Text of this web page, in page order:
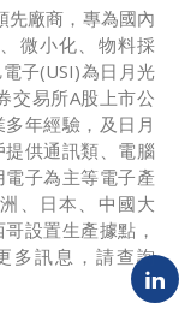
先廠商，專為國內
微小化、物料採
子(USI)為日月光
交易所A股上市公
年經驗，及日月
供通訊類、電腦
子為主等電子產
、日本、中國大
設置生產據點，
多訊息，請查詢